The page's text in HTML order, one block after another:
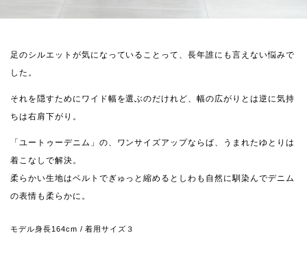
足のシルエットが気になっていることって、長年誰にも言えない悩みで
した。
それを隠すためにワイド幅を選ぶのだけれど、幅の広がりとは逆に気持
ちは右肩下がり。
「ユートゥーデニム」の、ワンサイズアップならば、うまれたゆとりは
着こなしで解決。
柔らかい生地はベルトでぎゅっと縮めるとしわも自然に馴染んでデニム
の表情も柔らかに。
モデル身長164cm / 着用サイズ３